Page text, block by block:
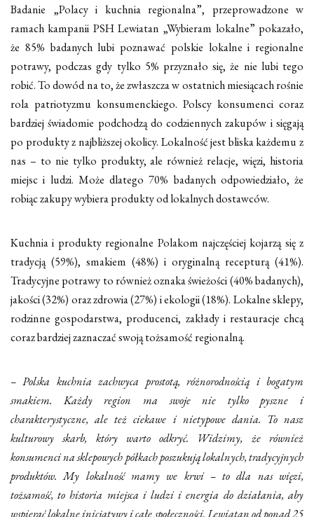
Badanie „Polacy i kuchnia regionalna”, przeprowadzone w
ramach kampanii PSH Lewiatan „Wybieram lokalne” pokazało,
że 85% badanych lubi poznawać polskie lokalne i regionalne
potrawy, podczas gdy tylko 5% przyznało się, że nie lubi tego
robić. To dowód na to, że zwłaszcza w ostatnich miesiącach rośnie
rola patriotyzmu konsumenckiego. Polscy konsumenci coraz
bardziej świadomie podchodzą do codziennych zakupów i sięgają
po produkty z najbliższej okolicy. Lokalność jest bliska każdemu z
nas – to nie tylko produkty, ale również relacje, więzi, historia
miejsc i ludzi. Może dlatego 70% badanych odpowiedziało, że
robiąc zakupy wybiera produkty od lokalnych dostawców.
Kuchnia i produkty regionalne Polakom najczęściej kojarzą się z
tradycją (59%), smakiem (48%) i oryginalną recepturą (41%).
Tradycyjne potrawy to również oznaka świeżości (40% badanych),
jakości (32%) oraz zdrowia (27%) i ekologii (18%). Lokalne sklepy,
rodzinne gospodarstwa, producenci, zakłady i restauracje chcą
coraz bardziej zaznaczać swoją tożsamość regionalną.
– Polska kuchnia zachwyca prostotą, różnorodnością i bogatym
smakiem. Każdy region ma swoje nie tylko pyszne i
charakterystyczne, ale też ciekawe i nietypowe dania. To nasz
kulturowy skarb, który warto odkryć. Widzimy, że również
konsumenci na sklepowych półkach poszukują lokalnych, tradycyjnych
produktów. My lokalność mamy we krwi – to dla nas więzi,
tożsamość, to historia miejsca i ludzi i energia do działania, aby
wspierać lokalne inicjatywy i całe społeczności. Lewiatan od ponad 25